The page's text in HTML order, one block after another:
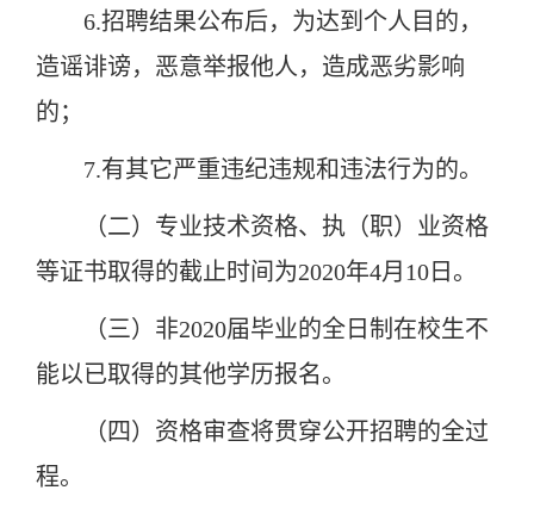
6.招聘结果公布后，为达到个人目的，
造谣诽谤，恶意举报他人，造成恶劣影响
的；
7.有其它严重违纪违规和违法行为的。
（二）专业技术资格、执（职）业资格
等证书取得的截止时间为2020年4月10日。
（三）非2020届毕业的全日制在校生不
能以已取得的其他学历报名。
（四）资格审查将贯穿公开招聘的全过
程。